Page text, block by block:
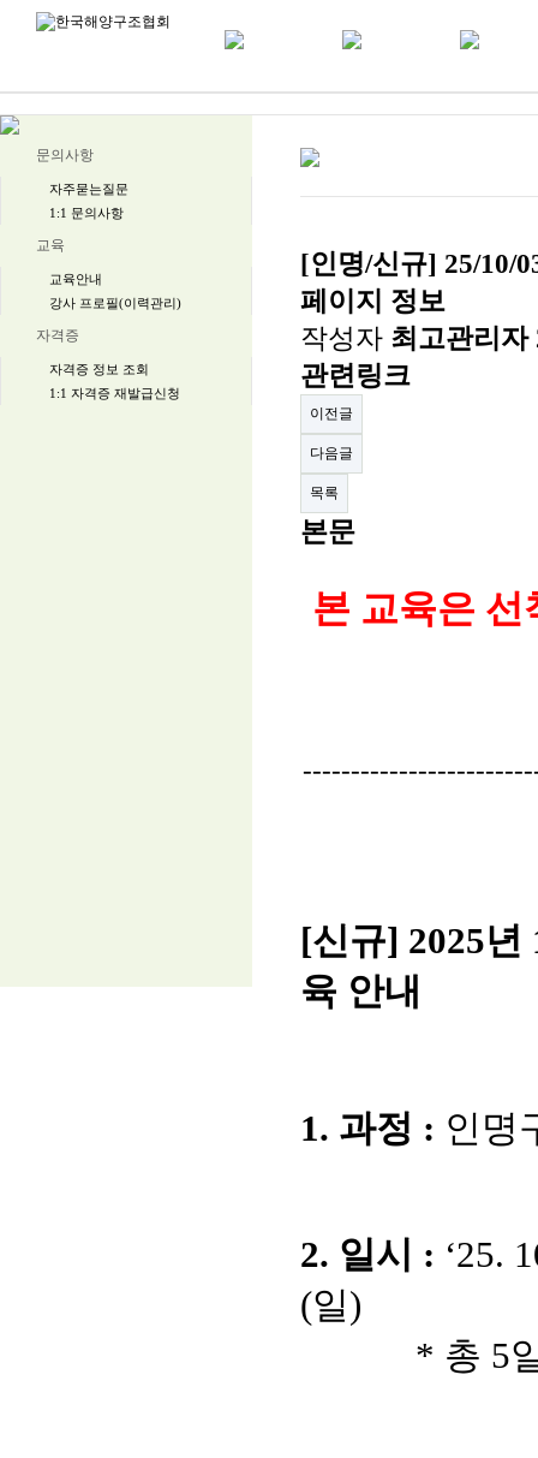
문의사항
자주묻는질문
1:1 문의사항
교육
교육안내
강사 프로필(이력관리)
자격증
자격증 정보 조회
1:1 자격증 재발급신청
[인명/신규] 25/10/
페이지 정보
작성자 최고관리자
관련링크
이전글
다음글
목록
본문
본 교육은
[신규] 2025년
육 안내
1. 과정 : 인명
2. 일시 : ‘25.
(일)
* 총 5일간